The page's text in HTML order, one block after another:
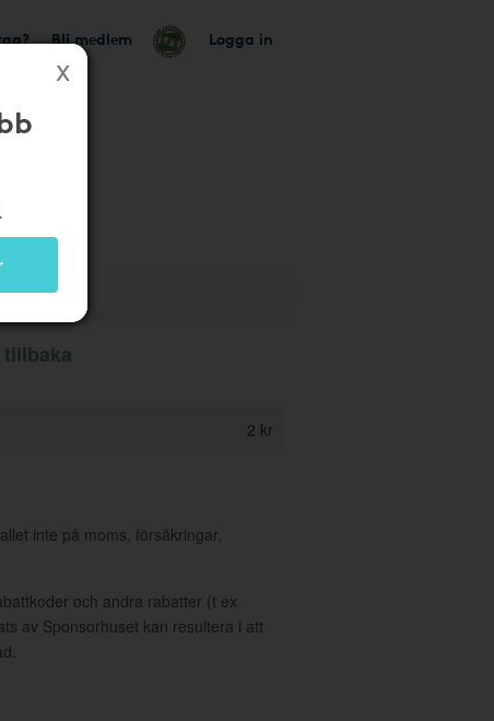
Bli medlem Logga in
2 kr
inte på moms, försäkringar,
och andra rabatter (t ex
av Sponsorhuset kan resultera i att